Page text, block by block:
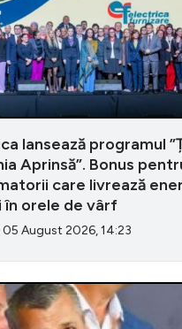
lansează programul
Aprinsă”. Bonus
care livrează
în orele de vârf
05 August 2026, 14:23